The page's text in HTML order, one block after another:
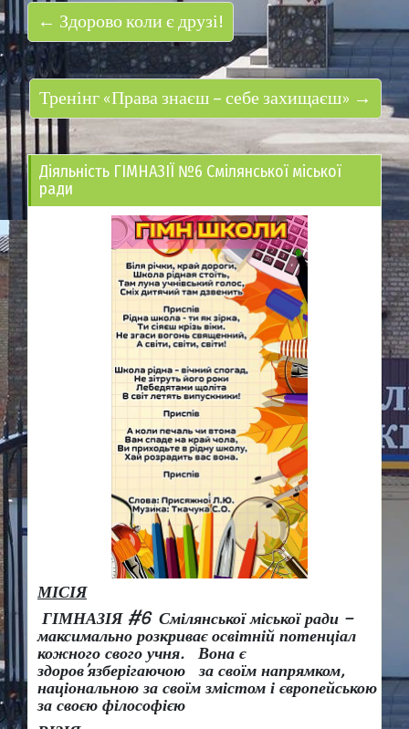
← Здорово коли є друзі!
Тренінг «Права знаєш – себе захищаєш» →
Діяльність ГІМНАЗІЇ №6 Смілянської міської
ради
МІСІЯ
ГІМНАЗІЯ #6 Смілянської міської ради –
максимально розкриває освітній потенціал
кожного свого учня.
Вона є
здоров’язберігаючою за своїм напрямком,
національною за своїм змістом і європейською
за своєю філософією